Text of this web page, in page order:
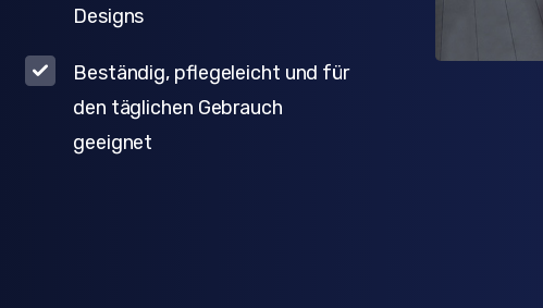
Designs
Beständig, pflegeleicht und für
den täglichen Gebrauch
geeignet